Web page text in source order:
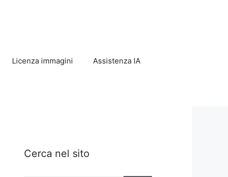
Licenza immagini Assistenza IA
Cerca nel sito